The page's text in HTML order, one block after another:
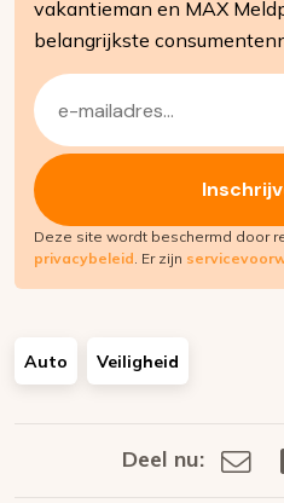
vakantieman en MAX
belangrijkste
E-
mailadres
(Vereist)
Deze site wordt beschermd door
privacybeleid. Er zijn
Auto Veiligheid
Deel nu: